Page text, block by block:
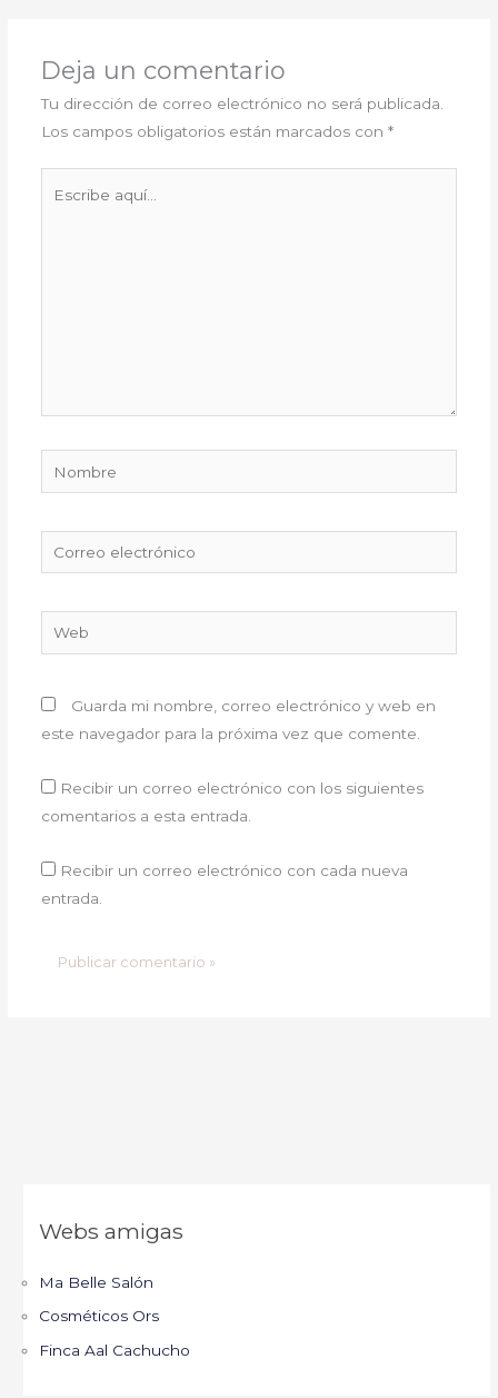
Deja un comentario
Tu dirección de correo electrónico no será publicada.
Los campos obligatorios están marcados con *
Nombre
electrónico
Guarda mi nombre, correo electrónico y web en
este navegador para la próxima vez que comente.
Recibir un correo electrónico con los siguientes
comentarios a esta entrada.
Recibir un correo electrónico con cada nueva
entrada.
Webs amigas
Ma Belle Salón
Cosméticos Ors
Finca Aal Cachucho